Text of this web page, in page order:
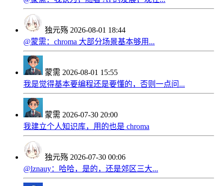
独元殇 2026-08-01 18:44
@蒙需：chroma 大部分场景基本够用...
蒙需 2026-08-01 15:55
我是觉得基本要编程还是要懂的，否则一点问...
蒙需 2026-07-30 20:00
我建立个人知识库，用的也是 chroma
独元殇 2026-07-30 00:06
@lznauy：哈哈，是的，还是郊区三大...